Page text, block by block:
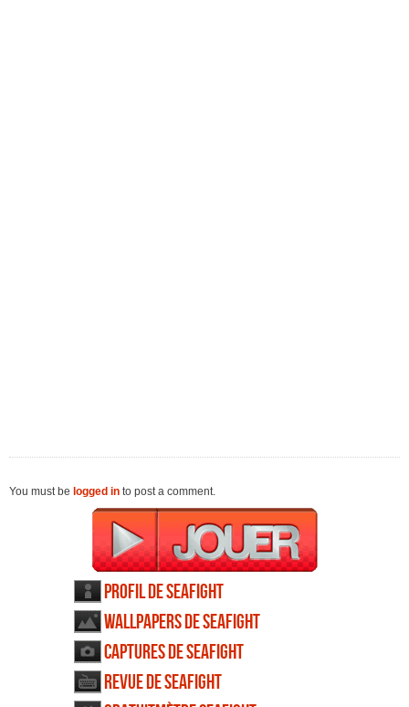
You must be logged in to post a comment.
Profil de Seafight
Wallpapers de Seafight
Captures de Seafight
Revue de Seafight